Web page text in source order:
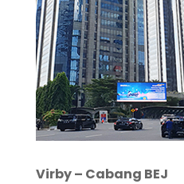
Virby – Cabang BEJ